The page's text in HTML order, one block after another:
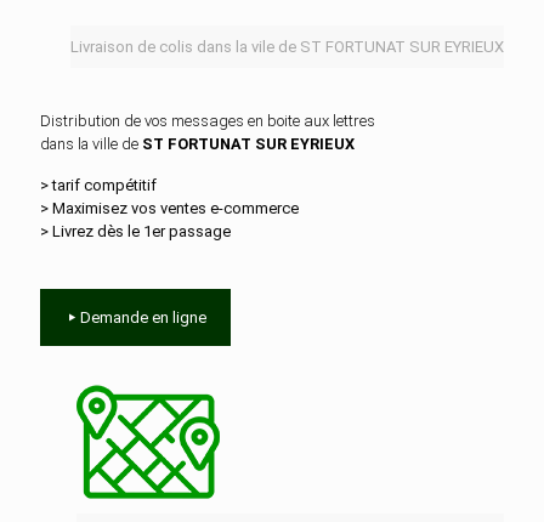
Livraison de colis dans la vile de ST FORTUNAT SUR EYRIEUX
Distribution de vos messages en boite aux lettres
dans la ville de ST FORTUNAT SUR EYRIEUX
> tarif compétitif
> Maximisez vos ventes e‑commerce
> Livrez dès le 1er passage
Demande en ligne